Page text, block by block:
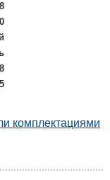
комплектациями